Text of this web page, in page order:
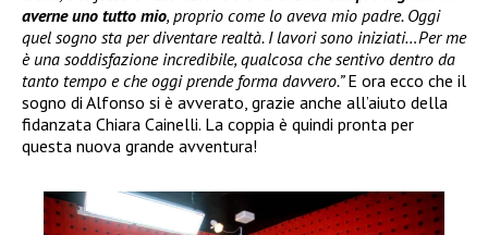
averne uno tutto mio, proprio come lo aveva mio padre. Oggi
quel sogno sta per diventare realtà. I lavori sono iniziati…Per me
è una soddisfazione incredibile, qualcosa che sentivo dentro da
tanto tempo e che oggi prende forma davvero.”E ora ecco che il
sogno di Alfonso si è avverato, grazie anche all’aiuto della
fidanzata Chiara Cainelli. La coppia è quindi pronta per
questa nuova grande avventura!